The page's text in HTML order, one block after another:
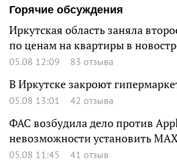
Горячие обсуждения
Иркутская область заняла
по ценам на квартиры в
05.08 12:09 83 отзыва
В Иркутске закроют
05.08 13:01 42 отзыва
ФАС возбудила дело против
невозможности установить
05.08 11:45 41 отзыв